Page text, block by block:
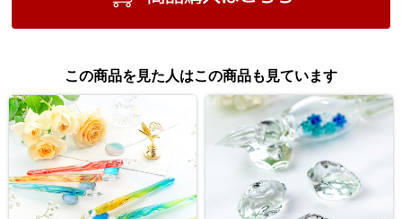
この商品を見た人はこの商品も見ています